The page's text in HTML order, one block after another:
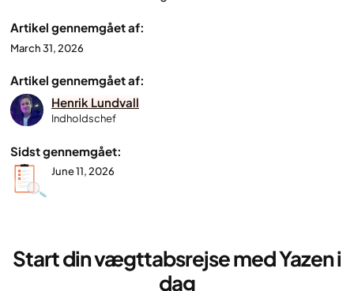
Artikel gennemgået af:
March 31, 2026
Artikel gennemgået af:
Henrik Lundvall
Indholdschef
Sidst gennemgået:
June 11, 2026
Start din vægttabsrejse med Yazen i
dag